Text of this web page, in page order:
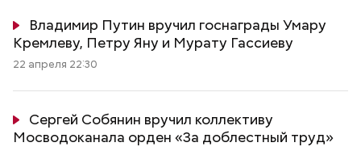
Владимир Путин вручил госнаграды Умару
Кремлеву, Петру Яну и Мурату Гассиеву
22 апреля 22:30
Сергей Собянин вручил коллективу
Мосводоканала орден «За доблестный труд»